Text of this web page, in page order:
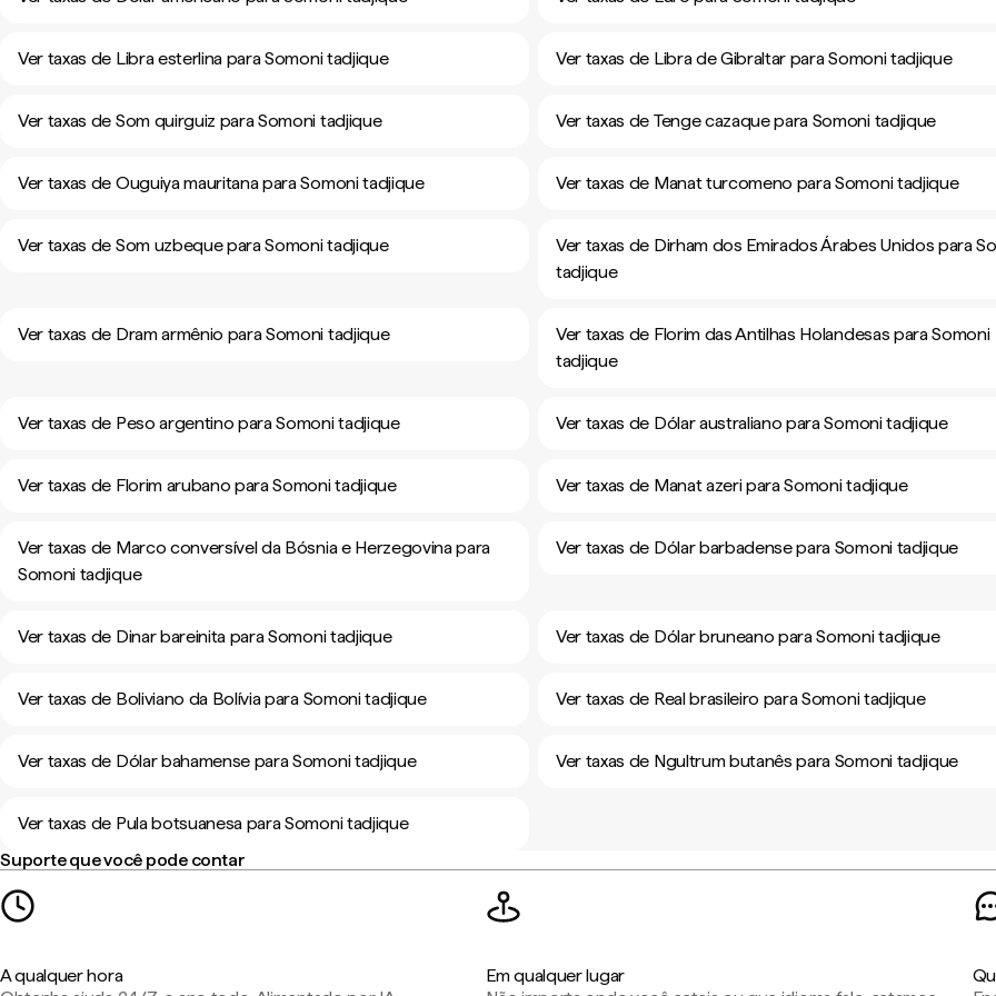
Ver taxas de Libra esterlina para Somoni tadjique Ver taxas de Libra de Gibraltar para Somoni tadjique
Ver taxas de Som quirguiz para Somoni tadjique Ver taxas de Tenge cazaque para Somoni tadjique
Ver taxas de Ouguiya mauritana para Somoni tadjique Ver taxas de Manat turcomeno para Somoni tadjique
Ver taxas de Som uzbeque para Somoni tadjique
Ver taxas de Dirham dos Emirados Árabes Unidos para
tadjique
Ver taxas de Dram armênio para Somoni tadjique
Ver taxas de Florim das Antilhas Holandesas para Somoni
tadjique
Ver taxas de Peso argentino para Somoni tadjique Ver taxas de Dólar australiano para Somoni tadjique
Ver taxas de Florim arubano para Somoni tadjique Ver taxas de Manat azeri para Somoni tadjique
Ver taxas de Marco conversível da Bósnia e Herzegovina para
Somoni tadjique
Ver taxas de Dólar barbadense para Somoni tadjique
Ver taxas de Dinar bareinita para Somoni tadjique Ver taxas de Dólar bruneano para Somoni tadjique
Ver taxas de Boliviano da Bolívia para Somoni tadjique Ver taxas de Real brasileiro para Somoni tadjique
Ver taxas de Dólar bahamense para Somoni tadjique Ver taxas de Ngultrum butanês para Somoni tadjique
Ver taxas de Pula botsuanesa para Somoni tadjique
Suporte que você pode contar
A qualquer hora
Em qualquer lugar